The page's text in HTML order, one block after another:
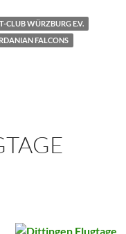
CLUB WÜRZBURG E.V.
FALCONS